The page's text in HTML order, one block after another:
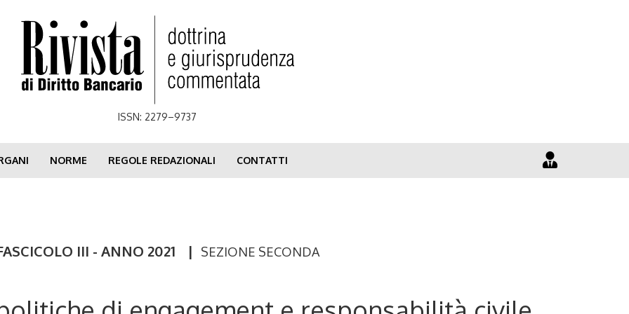
ISSN: 2279–9737
NORME REGOLE REDAZIONALI CONTATTI
III - ANNO 2021 | SEZIONE SECONDA